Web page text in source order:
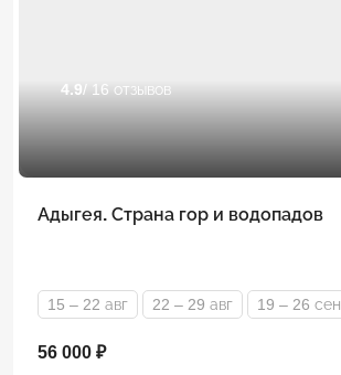
4.9/ 16 отзывов
Адыгея. Страна гор и водопадов
15 – 22 авг 22 – 29 авг 19 – 26 сен
56 000 ₽